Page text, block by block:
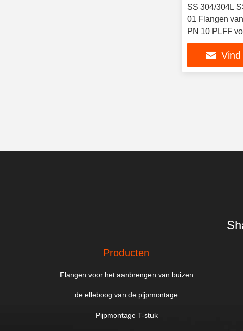
SS 304/304L
01 Flangen
PN 10 PLFF
Producten
Flangen voor het aanbrengen van buizen
de elleboog van de pijpmontage
Pijpmontage T-stuk